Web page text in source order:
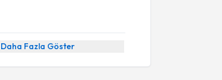
Daha Fazla Göster